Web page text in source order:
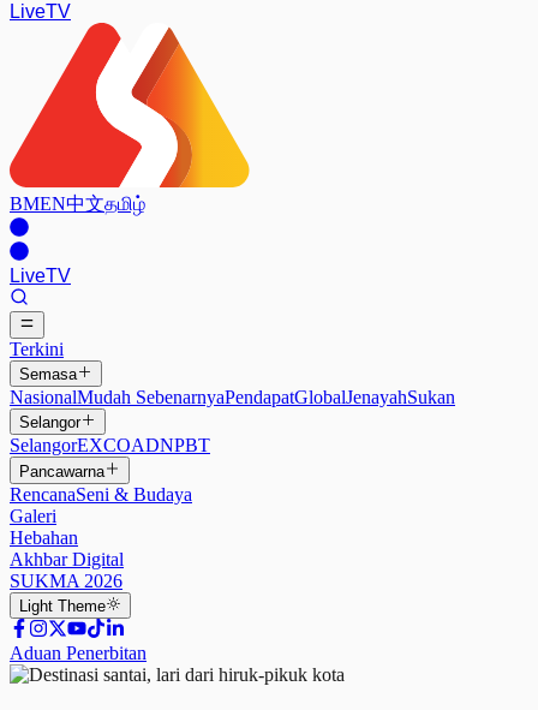
LiveTV
BMEN中文தமிழ்
LiveTV
Terkini
Semasa
NasionalMudah SebenarnyaPendapatGlobalJenayahSukan
Selangor
SelangorEXCOADNPBT
Pancawarna
RencanaSeni & Budaya
Galeri
Hebahan
Akhbar Digital
SUKMA 2026
Light Theme
Aduan Penerbitan